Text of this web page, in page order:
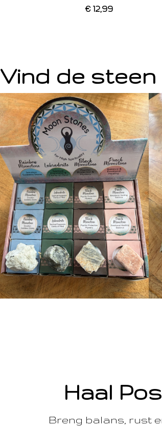
€ 12,99
Vind de steen
Haal
Breng balans, rust